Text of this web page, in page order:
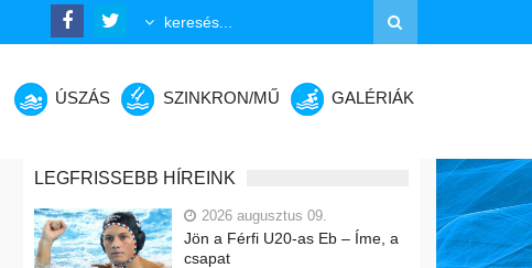
ÚSZÁS SZINKRON/MŰ GALÉRIÁK
LEGFRISSEBB HÍREINK
2026 augusztus 09.
Jön a Férfi U20-as Eb – Íme, a
csapat